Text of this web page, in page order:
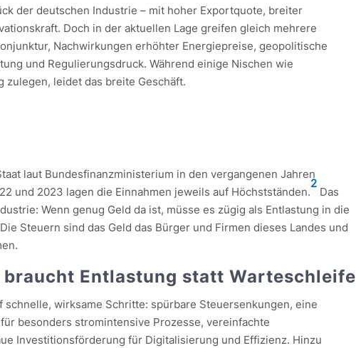
der deutschen Industrie – mit hoher Exportquote, breiter
Doch in der aktuellen Lage greifen gleich mehrere
Nachwirkungen erhöhter Energiepreise, geopolitische
und Regulierungsdruck. Während einige Nischen wie
zulegen, leidet das breite Geschäft.
laut Bundesfinanzministerium in den vergangenen Jahren
und 2023 lagen die Einnahmen jeweils auf Höchstständen.
2
Das
Wenn genug Geld da ist, müsse es zügig als Entlastung in die
Steuern sind das Geld das Bürger und Firmen dieses Landes und
braucht Entlastung statt Warteschleife
schnelle, wirksame Schritte: spürbare Steuersenkungen, eine
besonders stromintensive Prozesse, vereinfachte
Investitionsförderung für Digitalisierung und Effizienz. Hinzu